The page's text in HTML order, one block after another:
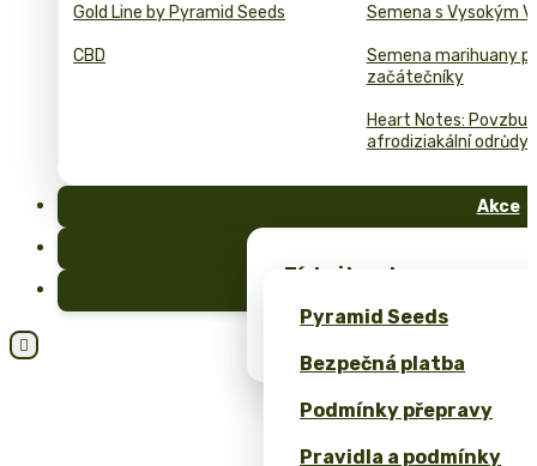
Gold Line by Pyramid Seeds
CBD
Semena s Vysokým
Semena marihuany
začátečníky
Heart Notes:
afrodiziakální odrůdy
Akce
Získejte zdarma semena
Pyramid Seeds
Bezpečná platba
Podmínky přepravy
Pravidla a podmínky
